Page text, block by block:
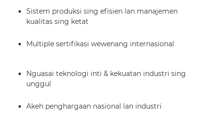
Sistem produksi sing efisien lan manajemen
kualitas sing ketat
Multiple sertifikasi wewenang internasional
Nguasai teknologi inti & kekuatan industri sing
unggul
Akeh penghargaan nasional lan industri